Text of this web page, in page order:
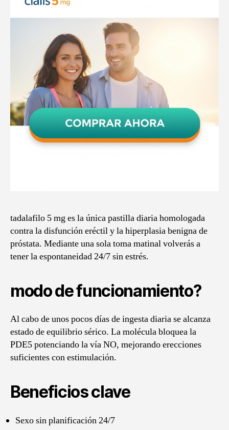
tadalafilo 5 mg es la única pastilla diaria homologada
contra la disfunción eréctil y la hiperplasia benigna de
próstata. Mediante una sola toma matinal volverás a
tener la espontaneidad 24/7 sin estrés.
modo de funcionamiento?
Al cabo de unos pocos días de ingesta diaria se alcanza
estado de equilibrio sérico. La molécula bloquea la
PDE5 potenciando la vía NO, mejorando erecciones
suficientes con estimulación.
Beneficios clave
Sexo sin planificación 24/7